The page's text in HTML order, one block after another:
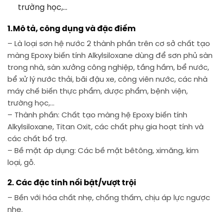
trường học,…
1.Mô tả, công dụng và đặc điểm
– Là loại sơn hệ nước 2 thành phần trên cơ sở chất tạo
màng Epoxy biến tính Alkylsiloxane dùng để sơn phủ sàn
trong nhà, sàn xưởng công nghiệp, tầng hầm, bể nước,
bể xử lý nước thải, bãi đậu xe, công viên nước, các nhà
máy chế biến thực phẩm, dược phẩm, bệnh viện,
trường học,…
– Thành phần: Chất tạo màng hệ Epoxy biến tính
Alkylsiloxane, Titan Oxit, các chất phụ gia hoạt tính và
các chất bổ trợ.
– Bề mặt áp dụng: Các bề mặt bêtông, ximăng, kim
loại, gỗ.
2. Các đặc tính nổi bật/vượt trội
– Bền với hóa chất nhẹ, chống thấm, chịu áp lực ngược
nhẹ.